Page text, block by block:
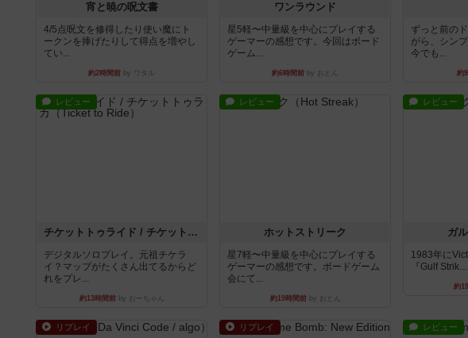
宵と暁の呪文書
4/5点呪文を修得したり使い魔にト
ークンを捧げたりして得点を増やし
てい...
約2時間前 by ワタル
ワンラウンド
星5軽〜中量級を中心にプレイする
ゲーマーの感想です。今回はボード
ゲーム...
約6時間前 by おとん
ずっと前の
がら、シン
今でも...
約
レビュー
チケットトゥライド / チケットトゥライドアメリカ
デジタルソロプレイ。元祖チケラ
イ？マップがたくさん出てるからど
れをプレ...
約13時間前by おーちゃん
レビュー
ホットストリーク
星7軽〜中量級を中心にプレイする
ゲーマーの感想です。ボードゲーム
会にて...
約19時間前by おとん
レビュー
ガ
1983年に
『Gulf Strik...
約
リプレイ リプレイ レビュー